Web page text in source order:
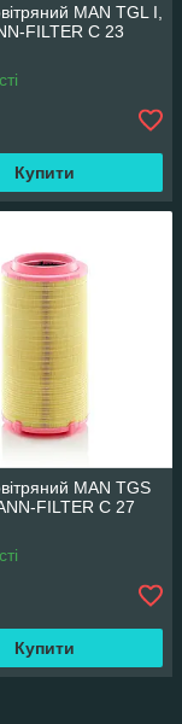
MAN TGL I,
FILTER C 23
Купити
MAN TGS
FILTER C 27
Купити